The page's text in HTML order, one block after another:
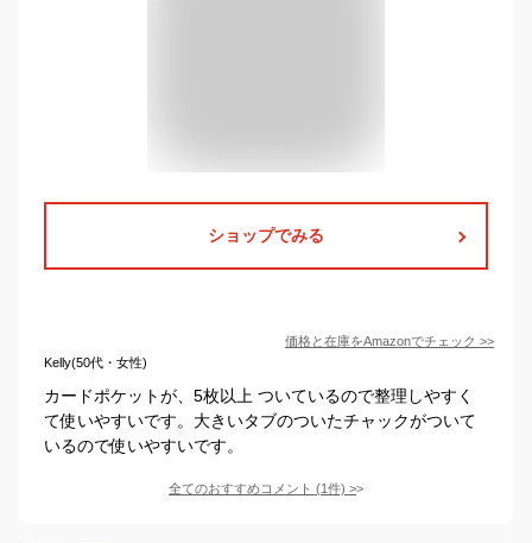
ショップでみる
価格と在庫をAmazonでチェック >>
Kelly(50代・女性)
カードポケットが、5枚以上 ついているので整理しやすく
て使いやすいです。大きいタブのついたチャックがついて
いるので使いやすいです。
全てのおすすめコメント (1件) >